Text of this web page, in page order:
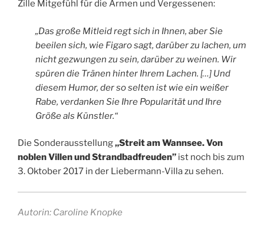
Zille Mitgefühl für die Armen und Vergessenen:
„Das große Mitleid regt sich in Ihnen, aber Sie
beeilen sich, wie Figaro sagt, darüber zu lachen, um
nicht gezwungen zu sein, darüber zu weinen. Wir
spüren die Tränen hinter Ihrem Lachen. […] Und
diesem Humor, der so selten ist wie ein weißer
Rabe, verdanken Sie Ihre Popularität und Ihre
Größe als Künstler.“
Die Sonderausstellung„Streit am Wannsee. Von
noblen Villen und Strandbadfreuden” ist noch bis zum
3. Oktober 2017 in der Liebermann-Villa zu sehen.
Autorin: Caroline Knopke